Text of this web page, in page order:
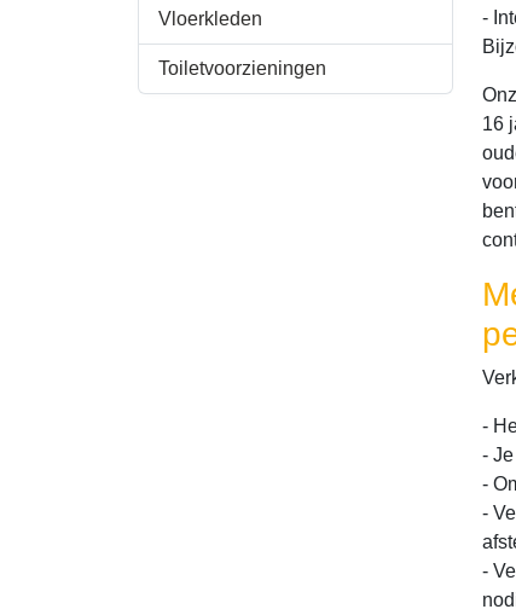
Vloerkleden
Toiletvoorzieningen
-
16
-
-
-
-
-